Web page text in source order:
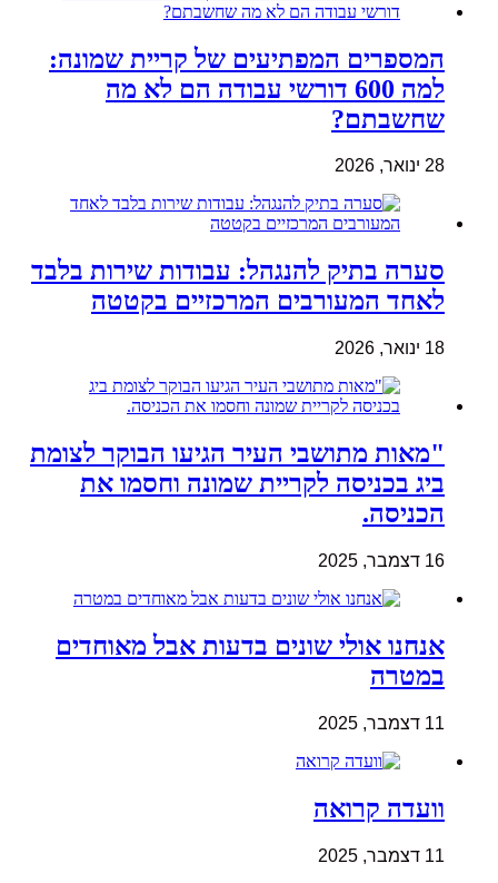
המספרים המפתיעים של קריית שמונה:
למה 600 דורשי עבודה הם לא מה
שחשבתם?
28 ינואר, 2026
סערה בתיק להנגהל: עבודות שירות בלבד
לאחד המעורבים המרכזיים בקטטה
18 ינואר, 2026
"מאות מתושבי העיר הגיעו הבוקר לצומת
ביג בכניסה לקריית שמונה וחסמו את
הכניסה.
16 דצמבר, 2025
אנחנו אולי שונים בדעות אבל מאוחדים
במטרה
11 דצמבר, 2025
וועדה קרואה
11 דצמבר, 2025